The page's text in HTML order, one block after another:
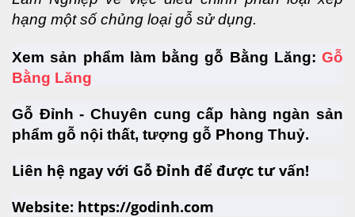
hạng một số chủng loại gỗ sử dụng.
Xem sản phẩm làm bằng gỗ Bằng Lăng: Gỗ
Bằng Lăng
Gỗ Đỉnh - Chuyên cung cấp hàng ngàn sản
phẩm gỗ nội thất, tượng gỗ Phong Thuỷ.
Liên hệ ngay với Gỗ Đỉnh để được tư vấn!
Website: https://godinh.com